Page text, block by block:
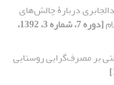
دربارۀ چالش‌های
[دوره 7، شماره 3، 1392،
بر مصرف‌گرایی روستایی